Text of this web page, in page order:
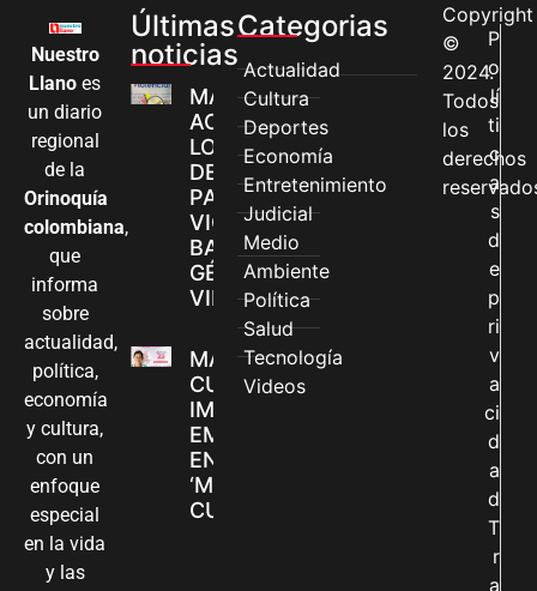
Nuestro
Llano es
un diario
regional
de la
Orinoquía
colombiana,
que
informa
sobre
actualidad,
política,
economía
y cultura,
con un
enfoque
especial
en la vida
y las
Últimas
noticias
MÁS MUJERES
ACCEDEN A
LOS CANALES
DE ATENCIÓN
PARA
VIOLENCIAS
BASADAS EN
GÉNERO EN
VILLAVICENCIO
MADRES
CUIDADORAS
IMPULSAN SUS
EMPRENDIMIENTOS
EN LA FERIA
‘MANOS QUE
CUIDAN Y CREAN’
Categorias
Actualidad
Cultura
Deportes
Economía
Entretenimiento
Judicial
Medio
Ambiente
Política
Salud
Tecnología
Videos
Copyright
©
2024.
Todos
los
derechos
P
o
lí
ti
c
a
s
d
e
p
ri
v
a
ci
d
a
d
T
r
a